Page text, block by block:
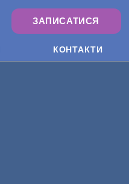
ЗАПИСАТИСЯ
КОНТАКТИ